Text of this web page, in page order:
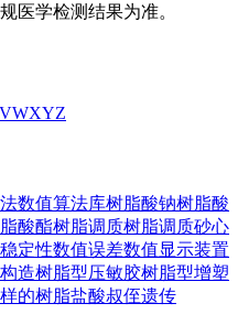
医学检测结果为准。
VWXYZ
数值算法库树脂酸钠树脂酸
酸酯树脂调质树脂调质砂心
定性数值误差数值显示装置
造树脂型压敏胶树脂型增塑
的树脂盐酸叔侄遗传